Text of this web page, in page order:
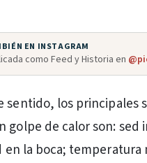
EN INSTAGRAM
como Feed y Historia en
sentido, los principales
golpe de calor son: sed
en la boca; temperatura